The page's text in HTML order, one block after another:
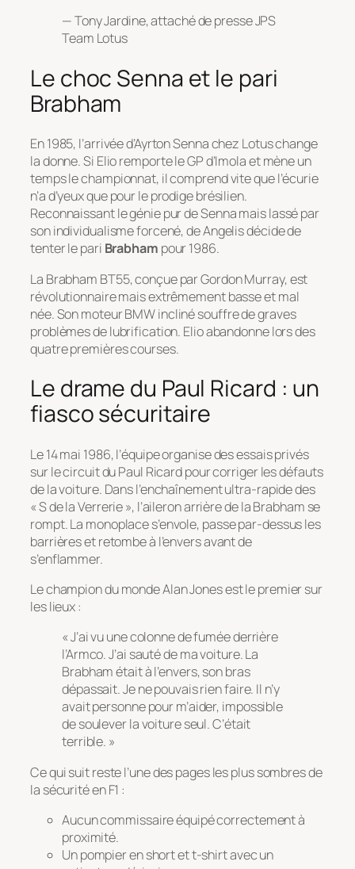
— Tony Jardine, attaché de presse JPS
Team Lotus
Le choc Senna et le pari
Brabham
En 1985, l’arrivée d’Ayrton Senna chez Lotus change
la donne. Si Elio remporte le GP d’Imola et mène un
temps le championnat, il comprend vite que l’écurie
n’a d’yeux que pour le prodige brésilien.
Reconnaissant le génie pur de Senna mais lassé par
son individualisme forcené, de Angelis décide de
tenter le pari Brabham pour 1986.
La Brabham BT55, conçue par Gordon Murray, est
révolutionnaire mais extrêmement basse et mal
née. Son moteur BMW incliné souffre de graves
problèmes de lubrification. Elio abandonne lors des
quatre premières courses.
Le drame du Paul Ricard : un
fiasco sécuritaire
Le 14 mai 1986, l’équipe organise des essais privés
sur le circuit du Paul Ricard pour corriger les défauts
de la voiture. Dans l’enchaînement ultra-rapide des
« S de la Verrerie », l’aileron arrière de la Brabham se
rompt. La monoplace s’envole, passe par-dessus les
barrières et retombe à l’envers avant de
s’enflammer.
Le champion du monde Alan Jones est le premier sur
les lieux :
« J’ai vu une colonne de fumée derrière
l’Armco. J’ai sauté de ma voiture. La
Brabham était à l’envers, son bras
dépassait. Je ne pouvais rien faire. Il n’y
avait personne pour m’aider, impossible
de soulever la voiture seul. C’était
terrible. »
Ce qui suit reste l’une des pages les plus sombres de
la sécurité en F1 :
Aucun commissaire équipé correctement à
proximité.
Un pompier en short et t-shirt avec un